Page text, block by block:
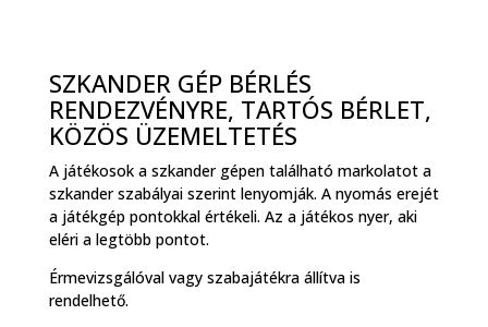
SZKANDER GÉP BÉRLÉS
RENDEZVÉNYRE, TARTÓS BÉRLET,
KÖZÖS ÜZEMELTETÉS
A játékosok a szkander gépen található markolatot a
szkander szabályai szerint lenyomják. A nyomás erejét
a játékgép pontokkal értékeli. Az a játékos nyer, aki
eléri a legtöbb pontot.
Érmevizsgálóval vagy szabajátékra állítva is
rendelhető.